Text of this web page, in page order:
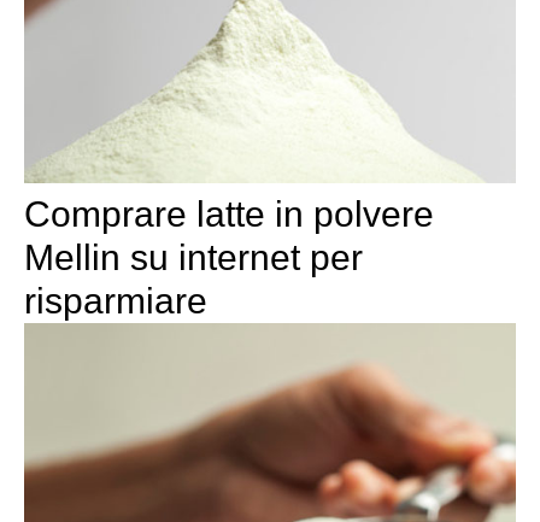
Comprare latte in polvere
Mellin su internet per
risparmiare